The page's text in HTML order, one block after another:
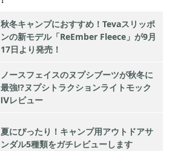
秋冬キャンプにおすすめ！Tevaスリッポ
ンの新モデル「ReEmber Fleece」が9月
17日より発売！
ノースフェイスのヌプシブーツが秋冬に
最強!?ヌプシトラクションライトモック
Ⅳレビュー
夏にぴったり！キャンプ用アウトドアサ
ンダル5種類をガチレビューします